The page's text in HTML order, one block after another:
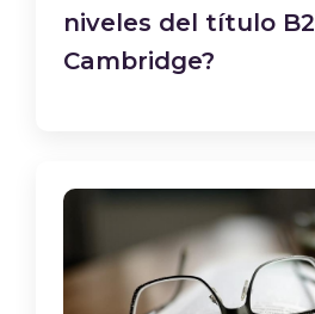
niveles del título B2
Cambridge?